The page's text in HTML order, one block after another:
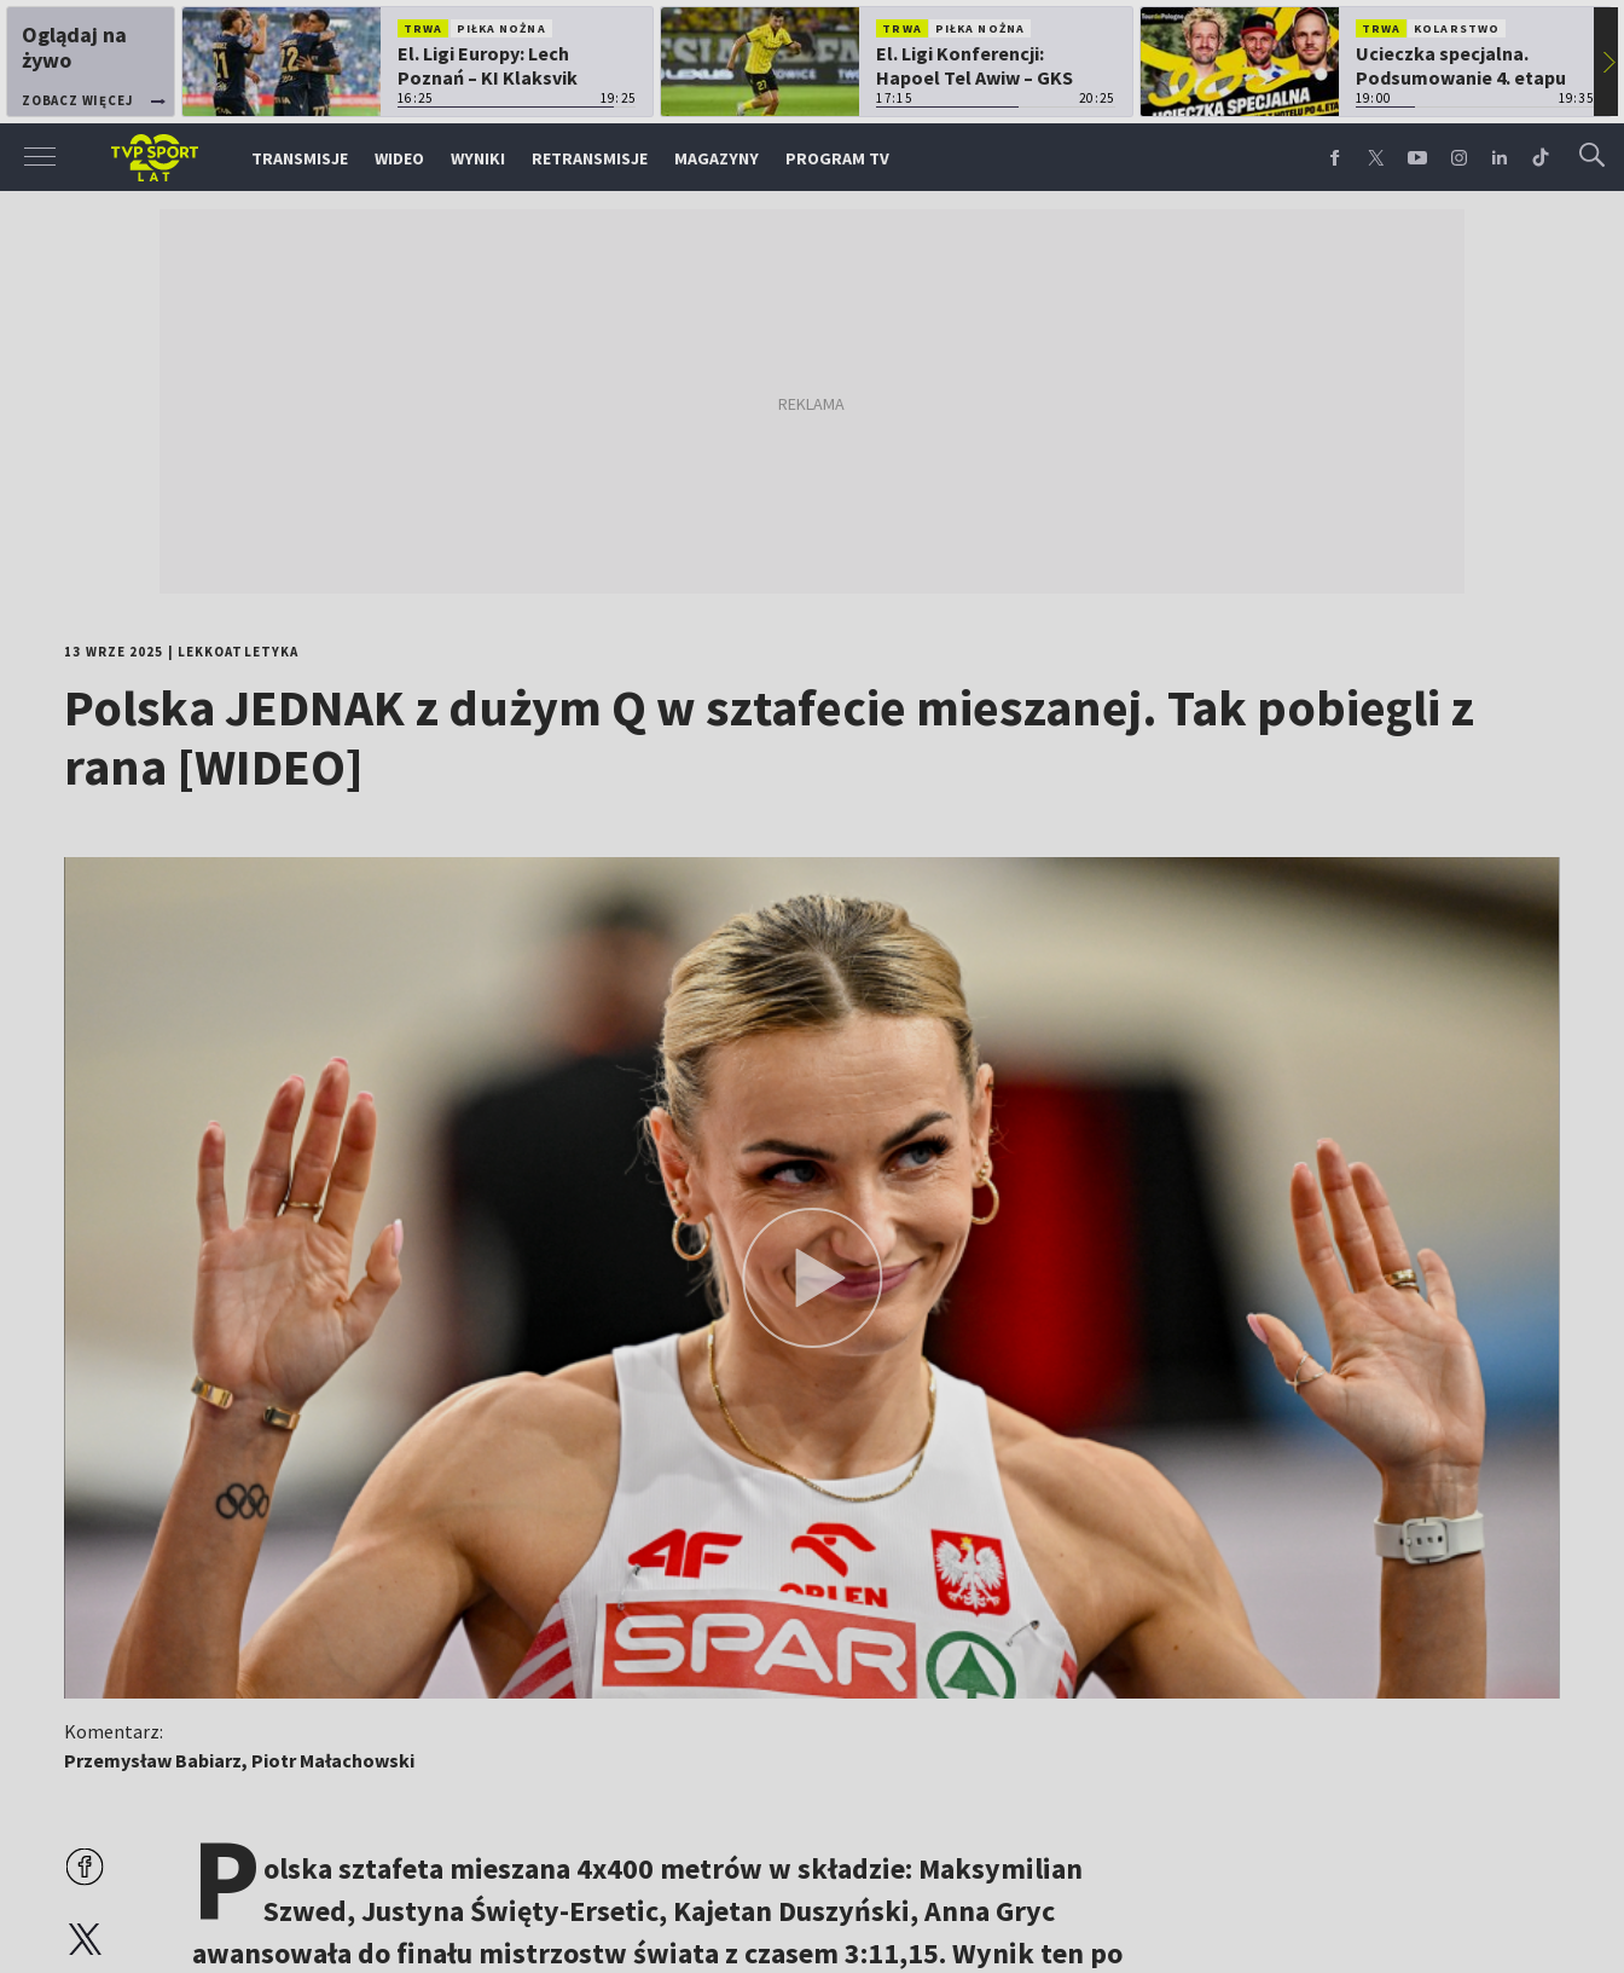
Oglądaj na
żywo
ZOBACZ WIĘCEJ
TRWA PIŁKA NOŻNA
El. Ligi Europy: Lech
Poznań – KI Klaksvik
16:25 19:25
TRWA PIŁKA NOŻNA
El. Ligi Konferencji:
Hapoel Tel Awiw – GKS
Katowice
17:15 20:25
TRWA KOLARSTWO
Ucieczka specjalna.
Podsumowanie 4. etapu
TdP
19:00 19:35
▶
TRANSMISJE WIDEO WYNIKI RETRANSMISJE MAGAZYNY PROGRAM TV
13 WRZE 2025 LEKKOATLETYKA
Polska JEDNAK z dużym Q w sztafecie mieszanej. Tak pobiegli z
rana [WIDEO]
Komentarz:
Przemysław Babiarz, Piotr Małachowski
P olska sztafeta mieszana 4x400 metrów w składzie: Maksymilian
Szwed, Justyna Święty-Ersetic, Kajetan Duszyński, Anna Gryc
awansowała do finału mistrzostw świata z czasem 3:11,15. Wynik ten po